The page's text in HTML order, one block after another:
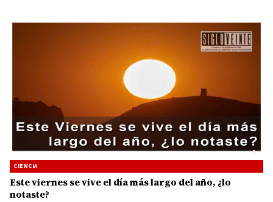
CIENCIA
Este viernes se vive el día más largo del año, ¿lo
notaste?